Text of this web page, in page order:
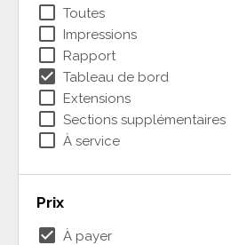
check_box_outline_blank Toutes
check_box_outline_blank Impressions
check_box_outline_blank Rapport
check_box Tableau de bord
check_box_outline_blank Extensions
check_box_outline_blank Sections supplémentaires
check_box_outline_blank À service
Prix
check_box À payer